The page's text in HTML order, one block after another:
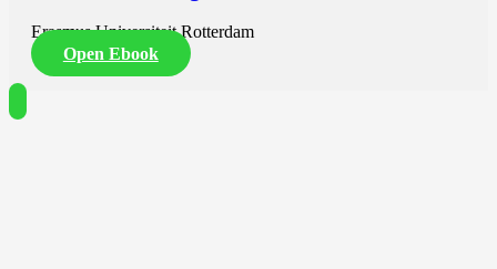
Erasmus Universiteit Rotterdam
Open Ebook